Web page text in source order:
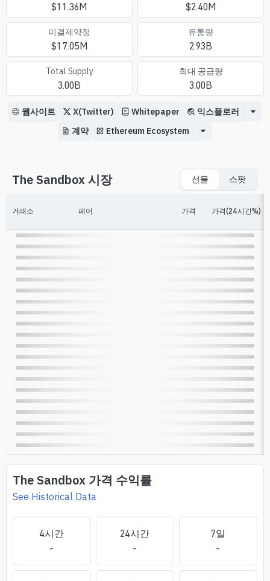
$11.36M $2.40M
미결제약정
$17.05M
유통량
2.93B
Total Supply
3.00B
최대 공급량
3.00B
웹사이트 X(Twitter) Whitepaper
익스플로러
계약
Ethereum Ecosystem
The Sandbox 시장 선물 스팟
거래소 페어 가격 가격(24시간%)
The Sandbox 가격 수익률
See Historical Data
4시간
-
24시간
-
7일
-